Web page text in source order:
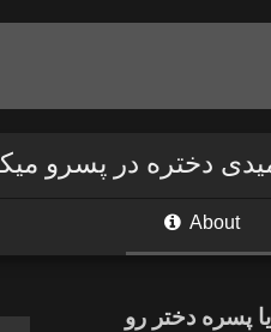
دختره در پسرو
About
پسره دختر رو